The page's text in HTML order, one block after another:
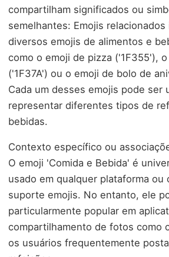
compartilham significados ou
semelhantes: Emojis relacionados
diversos emojis de alimentos e
como o emoji de pizza ('1F355'),
('1F37A') ou o emoji de bolo de
Cada um desses emojis pode ser
representar diferentes tipos de
bebidas.
Contexto específico ou
O emoji 'Comida e Bebida' é
usado em qualquer plataforma ou
suporte emojis. No entanto, ele
particularmente popular em
compartilhamento de fotos como
os usuários frequentemente